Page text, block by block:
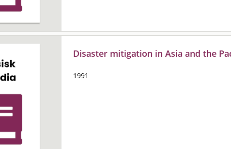
Disaster mitigation in Asia and the
1991